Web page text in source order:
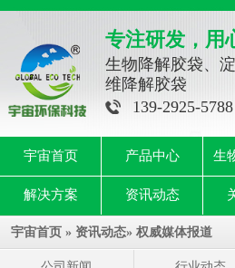
专注研发，用
生物降解胶袋、
维降解胶袋
139-2925-5788
宇宙首页 产品中心 生
解决方案 资讯动态
宇宙首页 » 资讯动态» 权威媒体报道